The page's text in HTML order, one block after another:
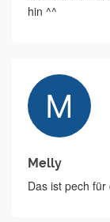
hin ^^
Melly
Das ist pech